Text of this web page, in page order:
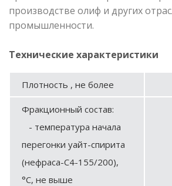
производстве олиф и других
промышленности.
Технические характеристики
Плотность , не более
Фракционный состав:
- температура начала
перегонки уайт-спирита
(нефраса-С4-155/200),
°С, не выше